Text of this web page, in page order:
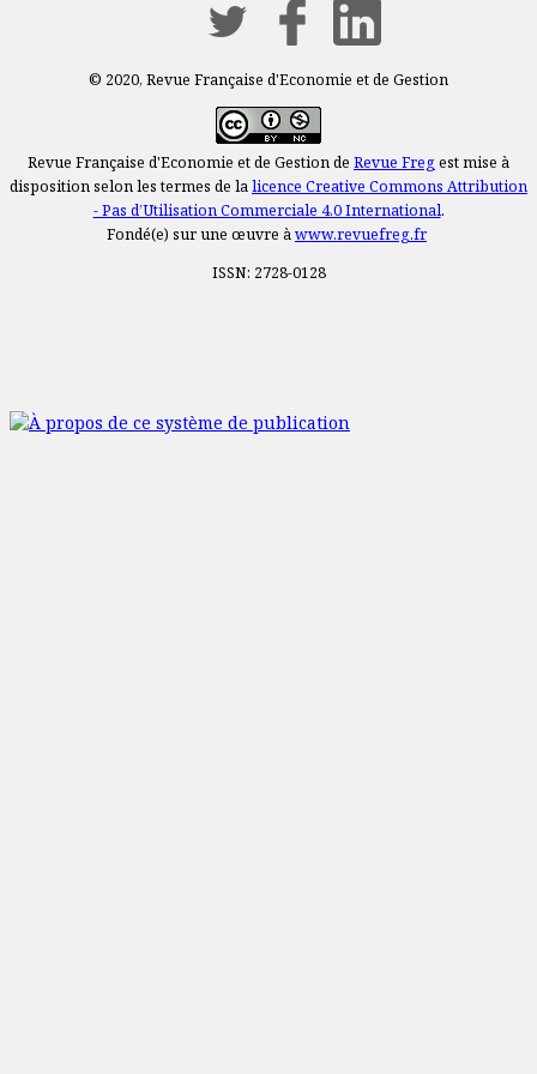
© 2020, Revue Française d'Economie et de Gestion
Revue Française d'Economie et de Gestion de Revue Fregest mise à
disposition selon les termes de lalicence Creative Commons Attribution
- Pas d’Utilisation Commerciale 4.0 International.
Fondé(e) sur une œuvre àwww.revuefreg.fr
ISSN: 2728-0128